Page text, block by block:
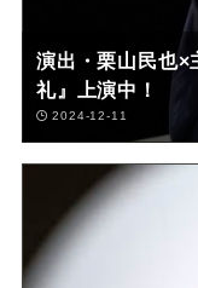
演出・栗山民也×
礼』上演中！
2024-12-11